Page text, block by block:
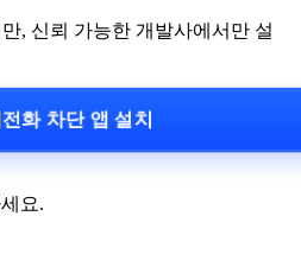
, 신뢰 가능한 개발사에서만 설
화 차단 앱 설치
요.